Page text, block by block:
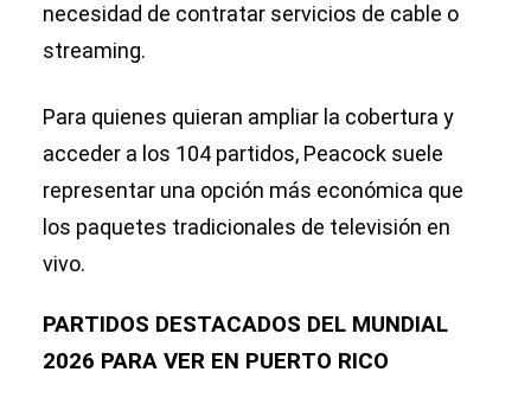
necesidad de contratar servicios de cable o
streaming.
Para quienes quieran ampliar la cobertura y
acceder a los 104 partidos, Peacock suele
representar una opción más económica que
los paquetes tradicionales de televisión en
vivo.
PARTIDOS DESTACADOS DEL MUNDIAL
2026 PARA VER EN PUERTO RICO